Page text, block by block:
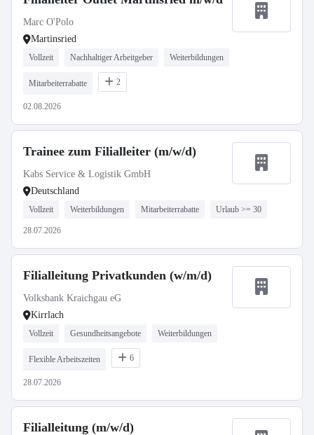
Marc O'Polo
Martinsried
Vollzeit Nachhaltiger Arbeitgeber Weiterbildungen
Mitarbeiterrabatte 2
02.08.2026
Trainee zum Filialleiter (m/w/d)
Kabs Service & Logistik GmbH
Deutschland
Vollzeit Weiterbildungen Mitarbeiterrabatte Urlaub >= 30
28.07.2026
Filialleitung Privatkunden (w/m/d)
Volksbank Kraichgau eG
Kirrlach
Vollzeit Gesundheitsangebote Weiterbildungen
Flexible Arbeitszeiten 6
28.07.2026
Filialleitung (m/w/d)